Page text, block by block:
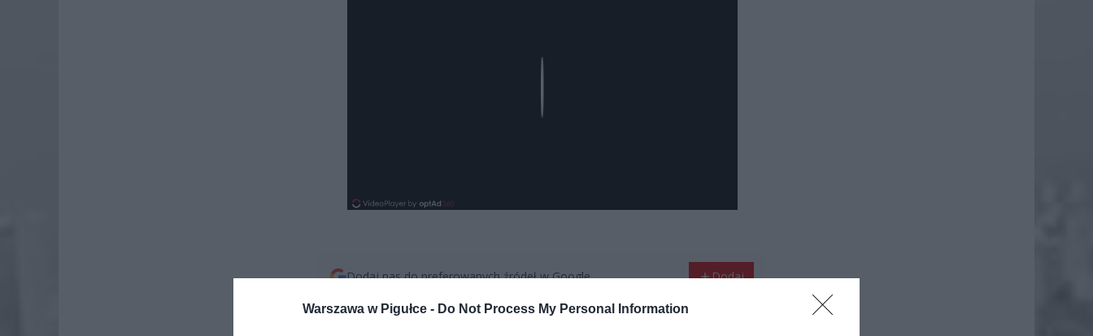
Warszawa w Pigułce - Do Not Process My Personal Information
Dodaj nas do preferowanych źródeł w Google Dodaj